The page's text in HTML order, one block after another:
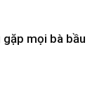
mọi bà bầu